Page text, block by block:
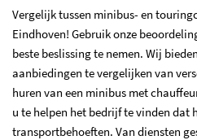
Vergelijk tussen minibus- en
Eindhoven! Gebruik onze
beste beslissing te nemen. Wij
aanbiedingen te vergelijken van
huren van een minibus met
u te helpen het bedrijf te vinden dat
transportbehoeften. Van diensten